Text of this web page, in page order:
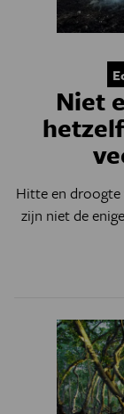
Niet
Hitte en droogte
zijn niet de